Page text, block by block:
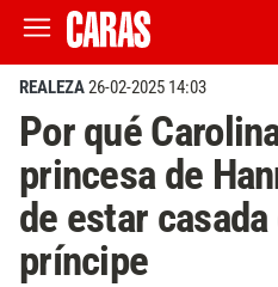
REALEZA26-02-2025 14:03
Por qué
princesa de
de estar
príncipe